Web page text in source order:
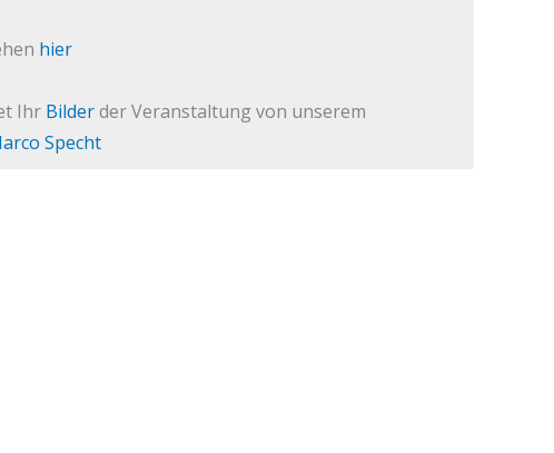
hier
Ihr Bilderder Veranstaltung von unserem
Specht